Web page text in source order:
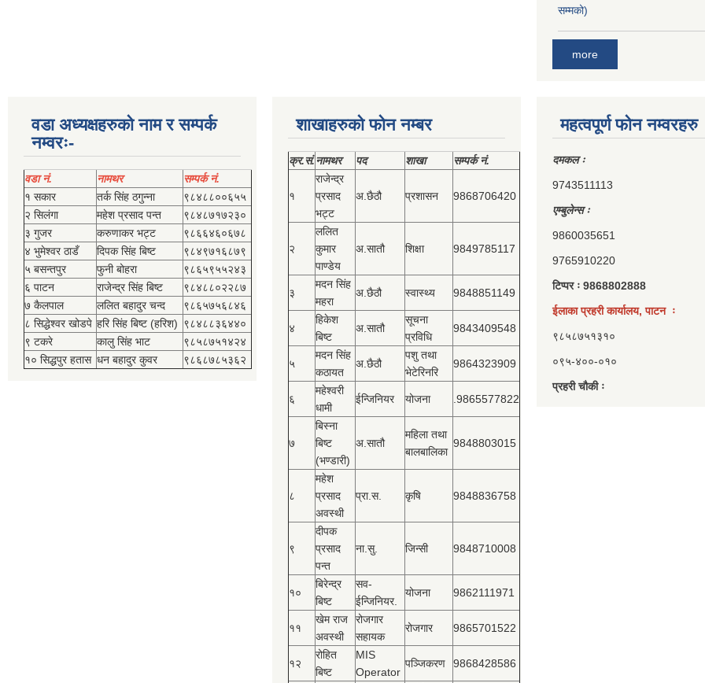
सम्मको)
more
वडा अध्यक्षहरुको नाम र सम्पर्क
नम्वरः-
वडा नं. नामथर
सम्पर्क नं.
१ सकार
तर्क सिंह ठगुन्‍ना
९८४८८००६५५
२ सिलंगा
महेश प्रसाद पन्त
९८४८७१७२३०
३ गुजर
करुणाकर भट्ट
९८६६४६०६७८
४ भुमेश्‍वर ठाडँ
दिपक सिंह बिष्‍ट
९८४९७१६८७९
५ बसन्तपुर
फुनी बोहरा
९८६५९५५२४३
६ पाटन
राजेन्द्र सिंह बिष्‍ट
९८४८८०२२८७
७ कैलपाल
ललित बहादुर चन्द
९८६५७५६८४६
८ सिद्धेश्‍वर खोडपे हरि सिंह बिष्‍ट (हरिश) ९८४८८३६४४०
९ टकरे
कालु सिंह भाट
९८५८७५१४२४
१० सिद्धपुर हतास धन बहादुर कुवर ९८६८७८५३६२
शाखाहरुको फोन नम्बर
क्र.सं.नामथर पद शाखा सम्‍पर्क नं.
१
राजेन्द्र
प्रसाद
भट्ट
अ.छैठौ प्रशासन 9868706420
२
ललित
कुमार
पाण्डेय
अ.सातौ शिक्षा 9849785117
३
मदन सिंह
महरा
अ.छैठौ स्वास्थ्य 9848851149
४
हिकेश
बिष्‍ट
अ.सातौ
सूचना
प्रविधि
9843409548
५
मदन सिंह
कठायत
अ.छैठौ
पशु तथा
भेटेरिनरि
9864323909
६
महेश्‍वरी
धामी
ईन्जिनियर योजना .9865577822
७
बिस्‍ना
बिष्‍ट
(भण्डारी)
अ.सातौ
महिला तथा
बालबालिका
9848803015
८
महेश
प्रसाद
अवस्थी
प्रा.स. कृषि 9848836758
९
दीपक
प्रसाद
पन्त
ना.सु. जिन्सी 9848710008
१०
बिरेन्द्र
बिष्‍ट
सव-
ईन्जिनियर.
योजना 9862111971
११
खेम राज
अवस्थी
रोजगार
सहायक
रोजगार 9865701522
१२
रोहित
बिष्‍ट
MIS
Operator
पञ्‍जिकरण 9868428586
महत्वपूर्ण फोन नम्वरहरु
दमकल ः
9743511113
एम्बुलेन्स ः
9860035651
9765910220
टिप्पर ः 9868802888
ईलाका प्रहरी कार्यालय, पाटन ः
९८५८७५१३१०
०९५-४००-०१०
प्रहरी चौकी ः